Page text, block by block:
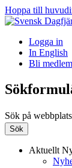
Hoppa till
Logga in
In English
Bli medlem
Sök på
Aktuellt